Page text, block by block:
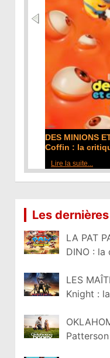
L'ODYSSÉE de
critique du film
Lire la suite...
Les
LA PAT
DINO :
LES
Knight :